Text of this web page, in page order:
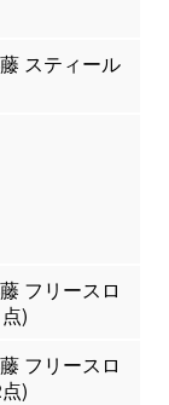
スティール
フリースロ
)
フリースロ
)